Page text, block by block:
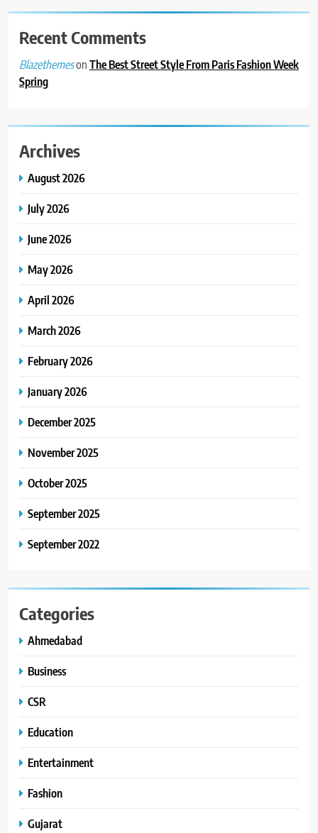
Recent Comments
BlazethemesonThe Best Street Style From Paris Fashion Week
Spring
Archives
August 2026
July 2026
June 2026
May 2026
April 2026
March 2026
February 2026
January 2026
December 2025
November 2025
October 2025
September 2025
September 2022
Categories
Ahmedabad
Business
CSR
Education
Entertainment
Fashion
Gujarat